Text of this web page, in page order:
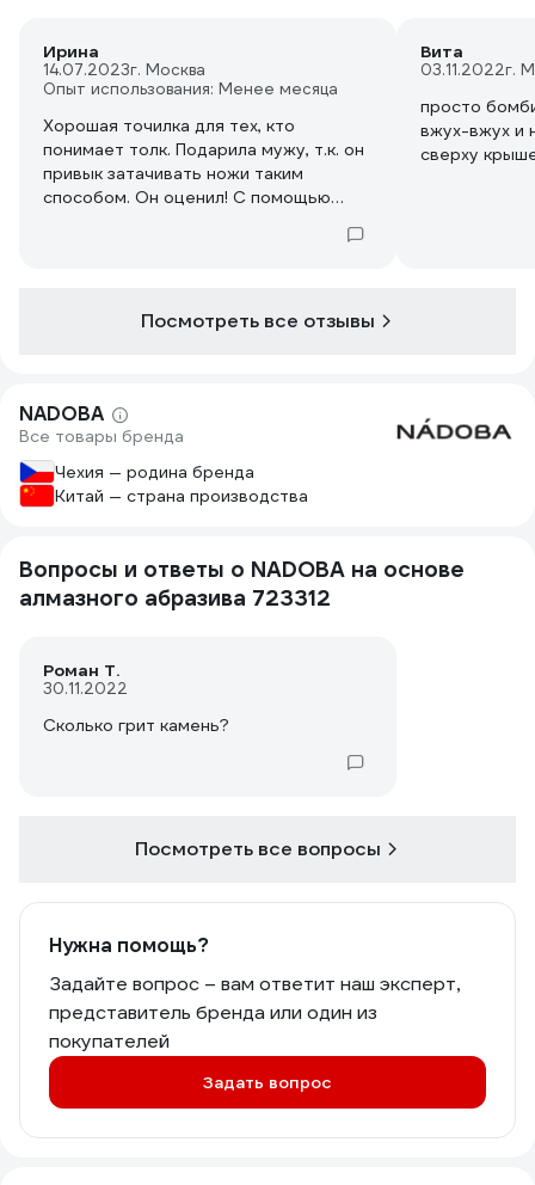
Ирина
14.07.2023г. Москва
Опыт использования: Менее месяца
Хорошая точилка для тех, кто
понимает толк. Подарила мужу, т.к. он
привык затачивать ножи таким
способом. Он оценил! С помощью
великолепно точатся. Есть 2 уровня
Вита
03.11.2022г.
просто
вжух-вжух и
сверху
Посмотреть все отзывы
NADOBA
Все товары бренда
Чехия — родина бренда
Китай — страна производства
Вопросы и ответы о NADOBA на основе
алмазного абразива 723312
Роман Т.
30.11.2022
Сколько грит камень?
Посмотреть все вопросы
Нужна помощь?
Задайте вопрос – вам ответит наш эксперт,
представитель бренда или один из
покупателей
Задать вопрос